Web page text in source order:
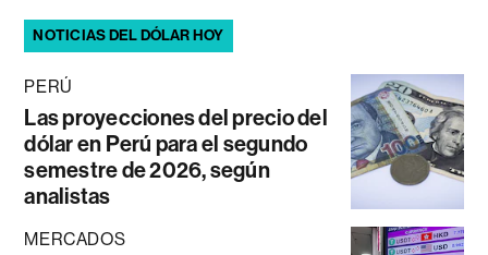
NOTICIAS DEL DÓLAR HOY
PERÚ
Las proyecciones del precio del
dólar en Perú para el segundo
semestre de 2026, según
analistas
MERCADOS